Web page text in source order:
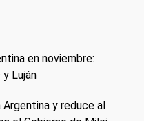
en noviembre:
Luján
Argentina y reduce al